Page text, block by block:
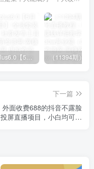
私域发售plus6.0【5月份线下课录音】/全域套装sop流程包，社群发售工具套装模型
下一篇
外面收费688的抖音不露脸
投屏直播项目，小白均可学